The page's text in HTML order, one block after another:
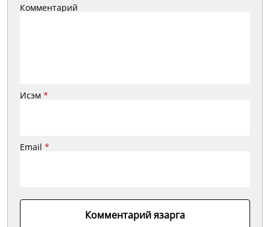
Комментарий
Исэм *
Email *
Комментарий язарга